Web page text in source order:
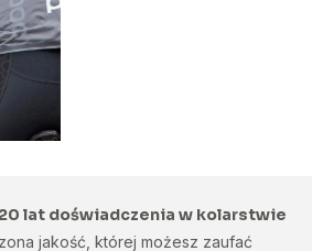
lat doświadczenia w kolarstwie
jakość, której możesz zaufać